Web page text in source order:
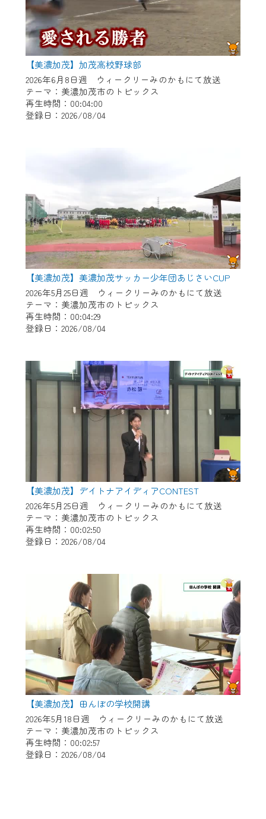
【美濃加茂】加茂高校野球部
2026年6月8日週 ウィークリーみのかもにて放送
テーマ：美濃加茂市のトピックス
再生時間：00:04:00
登録日：2026/08/04
【美濃加茂】美濃加茂サッカー少年団あじさいCUP
2026年5月25日週 ウィークリーみのかもにて放送
テーマ：美濃加茂市のトピックス
再生時間：00:04:29
登録日：2026/08/04
【美濃加茂】デイトナアイディアCONTEST
2026年5月25日週 ウィークリーみのかもにて放送
テーマ：美濃加茂市のトピックス
再生時間：00:02:50
登録日：2026/08/04
【美濃加茂】田んぼの学校開講
2026年5月18日週 ウィークリーみのかもにて放送
テーマ：美濃加茂市のトピックス
再生時間：00:02:57
登録日：2026/08/04